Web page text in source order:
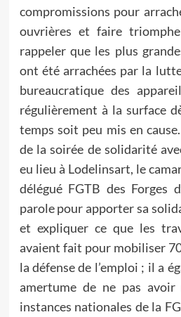
compromissions pour
ouvrières et faire
rappeler que les plus
ont été arrachées par la
bureaucratique des
régulièrement à la surface
temps soit peu mis en
de la soirée de solidarité
eu lieu à Lodelinsart, le
délégué FGTB des Forges
parole pour apporter sa
et expliquer ce que les
avaient fait pour mobiliser
la défense de l’emploi ; il a
amertume de ne pas
instances nationales de la